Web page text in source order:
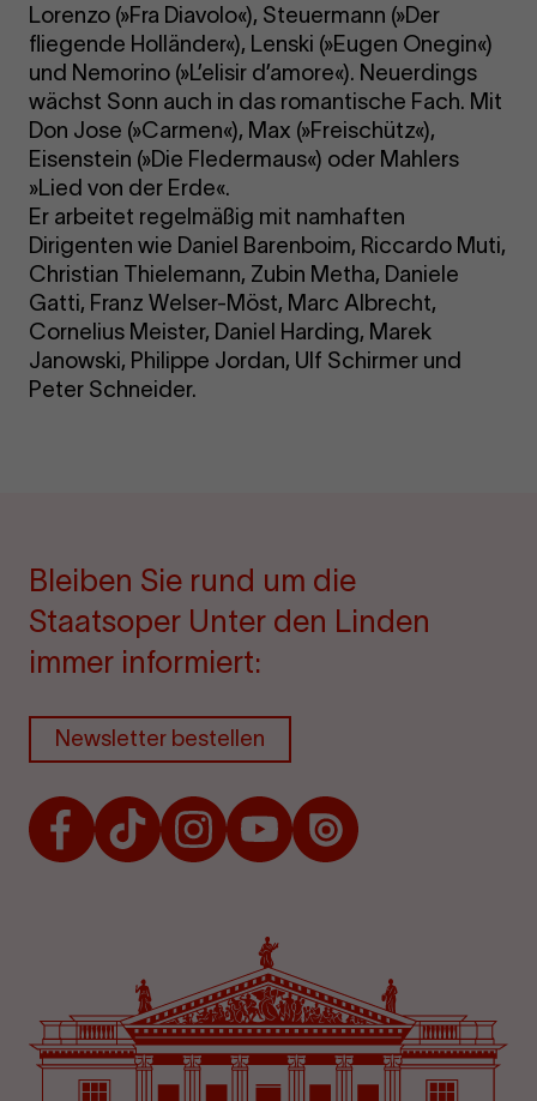
Lorenzo (»Fra Diavolo«), Steuermann (»Der
fliegende Holländer«), Lenski (»Eugen Onegin«)
und Nemorino (»L’elisir d’amore«). Neuerdings
wächst Sonn auch in das romantische Fach. Mit
Don Jose (»Carmen«), Max (»Freischütz«),
Eisenstein (»Die Fledermaus«) oder Mahlers
»Lied von der Erde«.
Er arbeitet regelmäßig mit namhaften
Dirigenten wie Daniel Barenboim, Riccardo Muti,
Christian Thielemann, Zubin Metha, Daniele
Gatti, Franz Welser-Möst, Marc Albrecht,
Cornelius Meister, Daniel Harding, Marek
Janowski, Philippe Jordan, Ulf Schirmer und
Peter Schneider.
Bleiben Sie rund um die
Staatsoper Unter den Linden
immer informiert:
Newsletter bestellen
FacebookTikTokInstagramYoutubeIssuu